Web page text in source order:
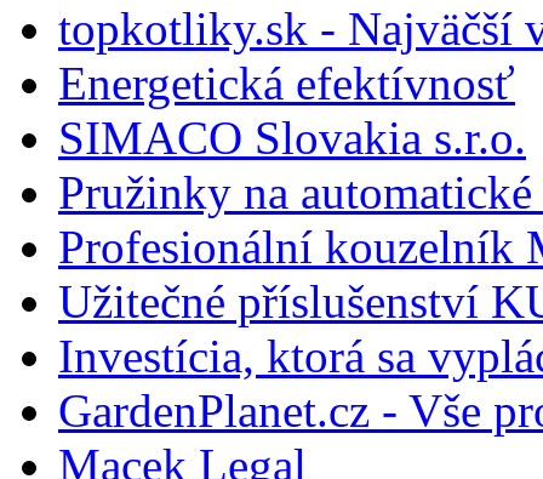
topkotliky.sk - Najväčší
Energetická efektívnosť
SIMACO Slovakia s.r.o.
Pružinky na
Profesionální kouzelník
Užitečné příslušenství
Investícia, ktorá sa
GardenPlanet.cz - Vše
Macek Legal